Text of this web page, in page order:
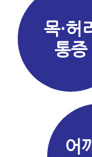
목·허
통증
어